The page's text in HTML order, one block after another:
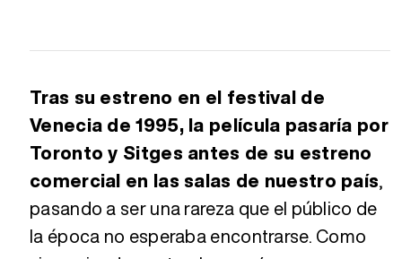
Tras su estreno en el festival de
Venecia de 1995, la película pasaría por
Toronto y Sitges antes de su estreno
comercial en las salas de nuestro país,
pasando a ser una rareza que el público de
la época no esperaba encontrarse. Como